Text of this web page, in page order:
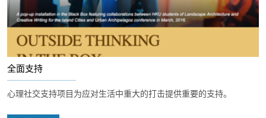
全面支持
心理社交支持项目为应对生活中重大的打击提供重要的支持。